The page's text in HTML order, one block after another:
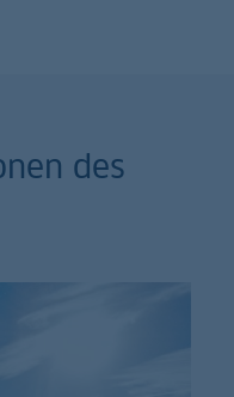
des